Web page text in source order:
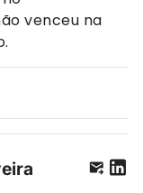
venceu na